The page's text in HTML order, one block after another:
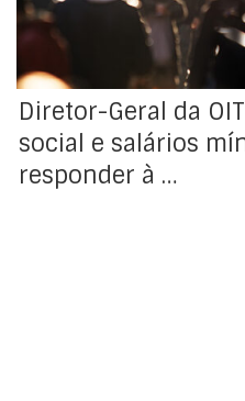
Diretor-Geral da
social e salários
responder à …